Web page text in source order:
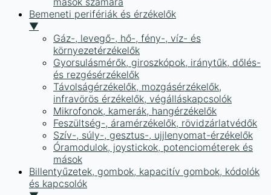
Bemeneti perifériák és érzékelők
▼
Gáz-, levegő-, hő-, fény-, víz- és
környezetérzékelők
Gyorsulásmérők, giroszkópok, iránytűk, dőlés-
és rezgésérzékelők
Távolságérzékelők, mozgásérzékelők,
infravörös érzékelők, végálláskapcsolók
Mikrofonok, kamerák, hangérzékelők
Feszültség-, áramérzékelők, rövidzárlatvédők
Szív-, súly-, gesztus-, ujjlenyomat-érzékelők
Óramodulok, joystickok, potenciométerek és
mások
Billentyűzetek, gombok, kapacitív gombok, kódolók
és kapcsolók